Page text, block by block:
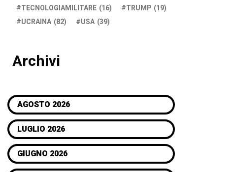
TECNOLOGIAMILITARE (16) TRUMP (19)
UCRAINA (82) USA (39)
Archivi
AGOSTO 2026
LUGLIO 2026
GIUGNO 2026